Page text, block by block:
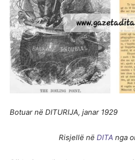
Botuar në DITURIJA, janar 1929
Risjellë në DITA nga